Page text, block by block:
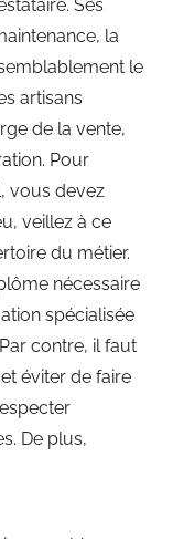
Ses
la
le
artisans
de la vente,
Pour
vous devez
veillez à ce
du métier.
nécessaire
spécialisée
contre, il faut
éviter de faire
De plus,